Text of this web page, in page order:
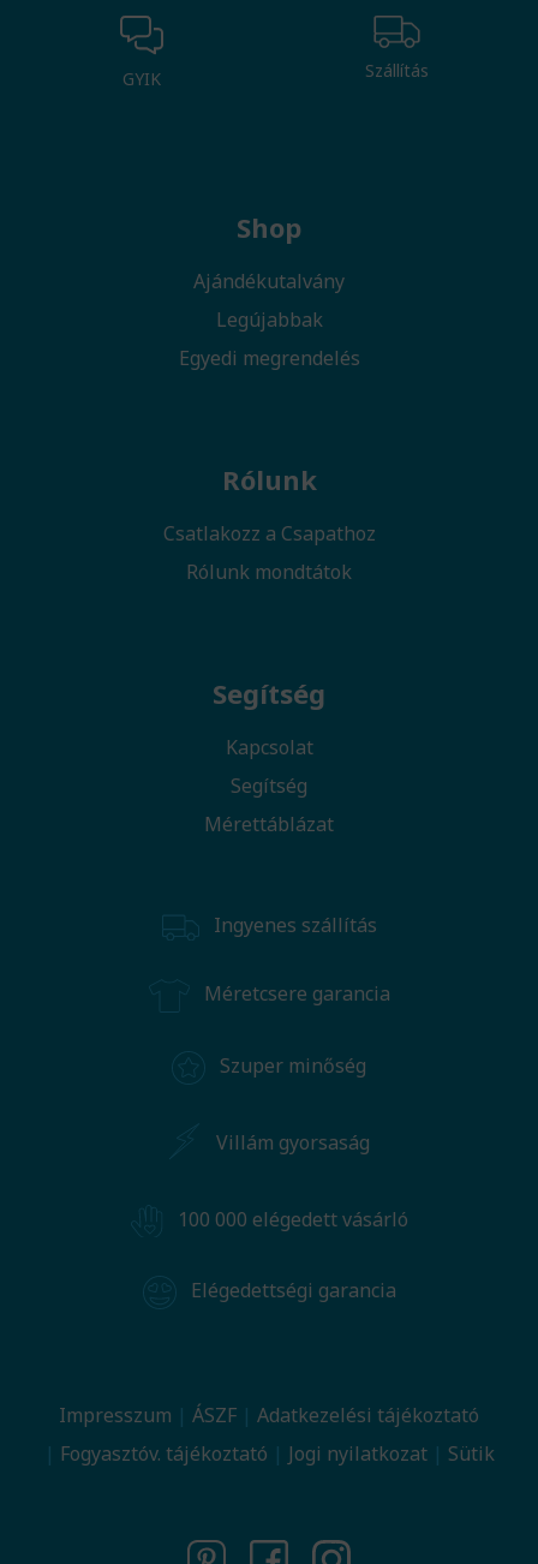
GYIK Szállítás
Shop
Ajándékutalvány
Legújabbak
Egyedi megrendelés
Rólunk
Csatlakozz a Csapathoz
Rólunk mondtátok
Segítség
Kapcsolat
Segítség
Mérettáblázat
Ingyenes szállítás
Méretcsere garancia
Szuper minőség
Villám gyorsaság
100 000 elégedett vásárló
Elégedettségi garancia
Impresszum ÁSZF
Adatkezelési tájékoztató
Fogyasztóv. tájékoztató
Jogi nyilatkozat Sütik